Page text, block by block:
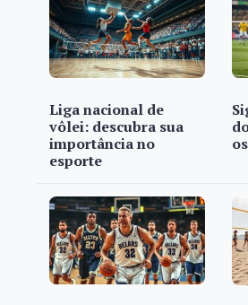
Liga nacional de
vôlei: descubra sua
importância no
esporte